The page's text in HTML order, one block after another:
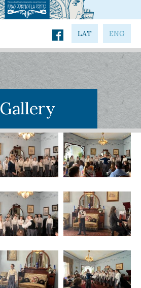
LAT ENG
Gallery